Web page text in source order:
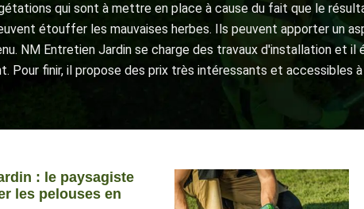
qui sont à mettre en place à cause du fait que le
étouffer les mauvaises herbes. Ils peuvent apporter un
NM Entretien Jardin se charge des travaux d'installation et
Pour finir, il propose des prix très intéressants et accessibles
: le paysagiste
les pelouses en